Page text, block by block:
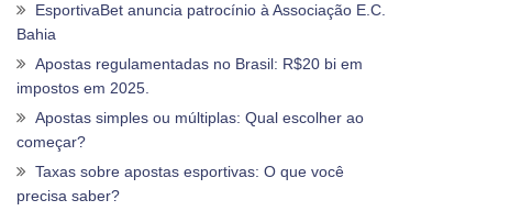
EsportivaBet anuncia patrocínio à Associação E.C.
Bahia
Apostas regulamentadas no Brasil: R$20 bi em
impostos em 2025.
Apostas simples ou múltiplas: Qual escolher ao
começar?
Taxas sobre apostas esportivas: O que você
precisa saber?